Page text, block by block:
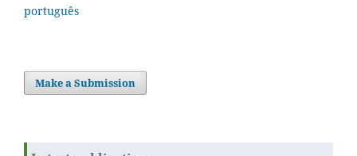
português
Make a Submission